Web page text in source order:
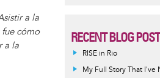
a la
cómo
a la
RECENT BLOG
RISE in Rio
My Full Story That I've